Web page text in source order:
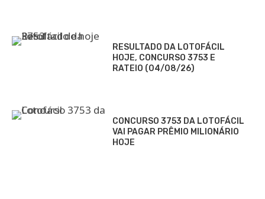
RESULTADO DA LOTOFÁCIL
HOJE, CONCURSO 3753 E
RATEIO (04/08/26)
CONCURSO 3753 DA LOTOFÁCIL
VAI PAGAR PRÊMIO MILIONÁRIO
HOJE